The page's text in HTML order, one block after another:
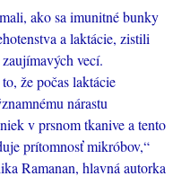
ako sa imunitné bunky
a laktácie, zistili
vecí.
že počas laktácie
nárastu
v prsnom tkanive a tento
prítomnosť mikróbov,“
Ramanan, hlavná autorka